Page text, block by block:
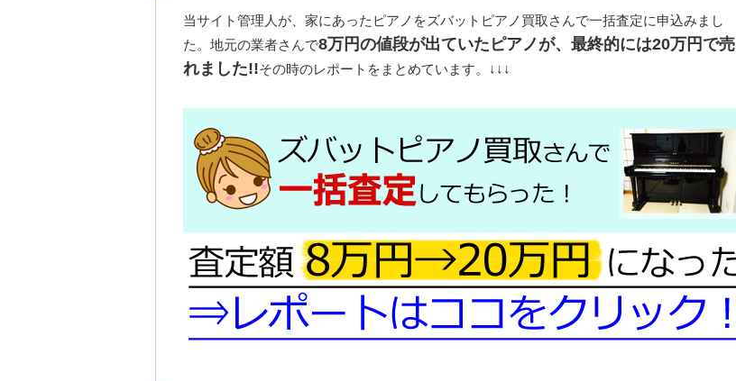
当サイト管理人が、家にあったピアノをズバットピアノ買取さんで一括査定に申込みまし
た。地元の業者さんで8万円の値段が出ていたピアノが、最終的には20万円で売
れました!!その時のレポートをまとめています。↓↓↓